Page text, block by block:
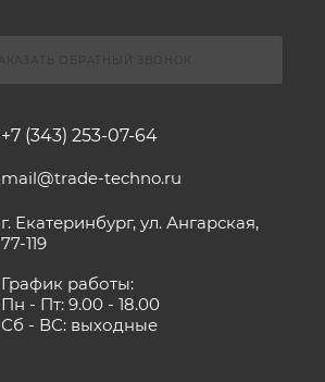
+7 (343) 253-07-64
mail@trade-techno.ru
г. Екатеринбург, ул. Ангарская,
77-119
График работы:
Пн - Пт: 9.00 - 18.00
Сб - ВС: выходные